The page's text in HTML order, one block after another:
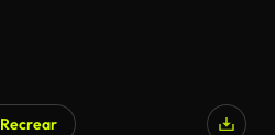
Recrear